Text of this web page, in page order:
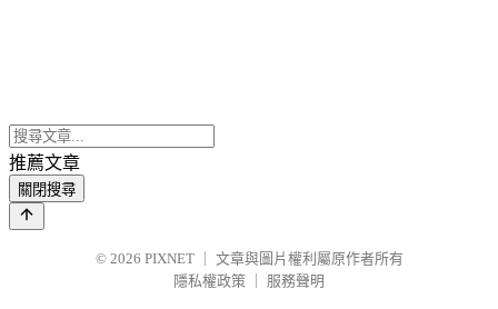
推薦文章
關閉搜尋
© 2026 PIXNET
文章與圖片權利屬原作者所有
隱私權政策
服務聲明